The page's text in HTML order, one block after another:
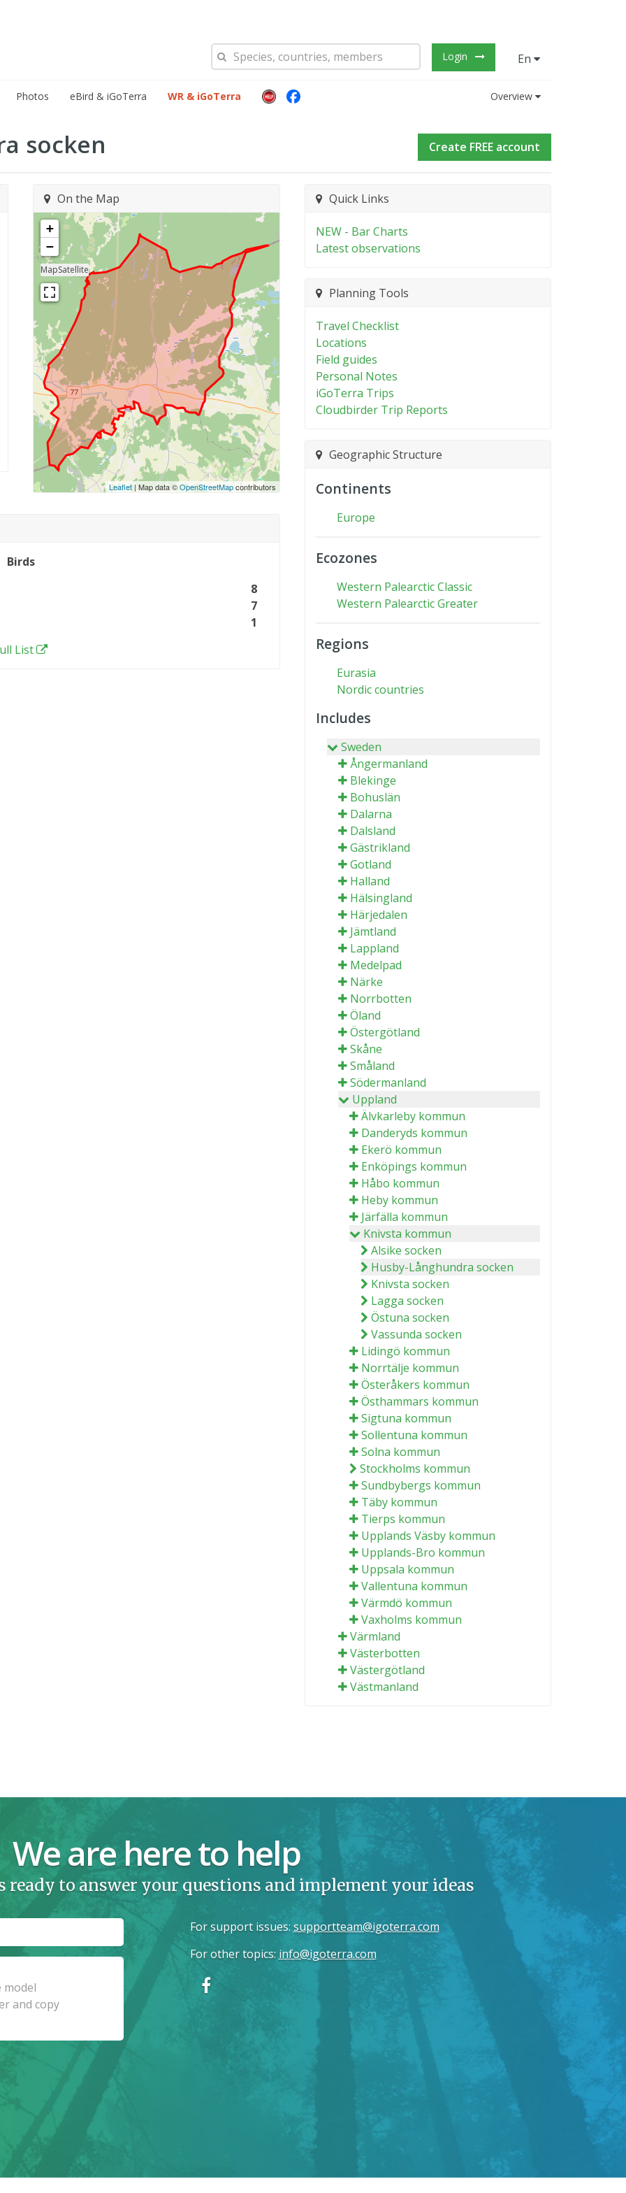
Login En
Photos eBird & iGoTerra WR & iGoTerra Overview
socken Create FREE account
On the Map
+
−
Leaflet| Map data ©OpenStreetMapcontributors
Birds
8
7
1
List
Quick Links
NEW - Bar Charts
Latest observations
Planning Tools
Travel Checklist
Locations
Field guides
Personal Notes
iGoTerra Trips
Cloudbirder Trip Reports
Geographic Structure
Continents
Europe
Ecozones
Western Palearctic Classic
Western Palearctic Greater
Regions
Eurasia
Nordic countries
Includes
Sweden
Ångermanland
Blekinge
Bohuslän
Dalarna
Dalsland
Gästrikland
Gotland
Halland
Hälsingland
Härjedalen
Jämtland
Lappland
Medelpad
Närke
Norrbotten
Öland
Östergötland
Skåne
Småland
Södermanland
Uppland
Älvkarleby kommun
Danderyds kommun
Ekerö kommun
Enköpings kommun
Håbo kommun
Heby kommun
Järfälla kommun
Knivsta kommun
Alsike socken
Husby-Långhundra socken
Knivsta socken
Lagga socken
Östuna socken
Vassunda socken
Lidingö kommun
Norrtälje kommun
Österåkers kommun
Östhammars kommun
Sigtuna kommun
Sollentuna kommun
Solna kommun
Stockholms kommun
Sundbybergs kommun
Täby kommun
Tierps kommun
Upplands Väsby kommun
Upplands-Bro kommun
Uppsala kommun
Vallentuna kommun
Värmdö kommun
Vaxholms kommun
Värmland
Västerbotten
Västergötland
Västmanland
We are here to help
ready to answer your questions and implement your ideas
For support issues: supportteam@igoterra.com
For other topics: info@igoterra.com